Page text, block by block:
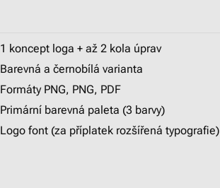
1 koncept loga + až 2 kola úprav
Barevná a černobílá varianta
Formáty PNG, PNG, PDF
Primární barevná paleta (3 barvy)
Logo font (za příplatek rozšířená typografie)